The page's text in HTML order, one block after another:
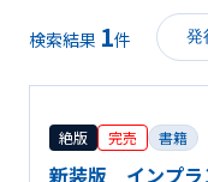
検索結果 1件
絶版 完売 書籍
新装版 インプラ